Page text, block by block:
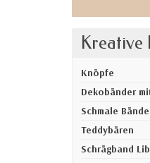
Kreative
Knöpfe
Dekobänder
Schmale
Teddybären
Schrägband